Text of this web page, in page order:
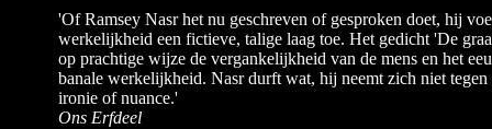
'Of Ramsey Nasr het nu geschreven of gesproken doet, hij
werkelijkheid een fictieve, talige laag toe. Het gedicht 'De
op prachtige wijze de vergankelijkheid van de mens en het
banale werkelijkheid. Nasr durft wat, hij neemt zich niet
ironie of nuance.'
Ons Erfdeel